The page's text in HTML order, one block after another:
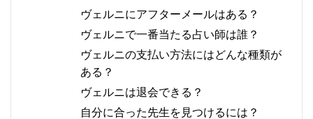
ヴェルニにアフターメールはある？
ヴェルニで一番当たる占い師は誰？
ヴェルニの支払い方法にはどんな種類が
ある？
ヴェルニは退会できる？
自分に合った先生を見つけるには？